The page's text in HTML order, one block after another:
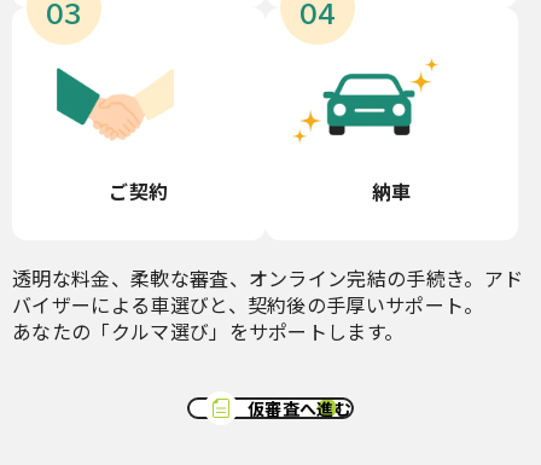
03
ご契約
04
納車
透明な料金、柔軟な審査、オンライン完結の手続き。アド
バイザーによる車選びと、契約後の手厚いサポート。
あなたの「クルマ選び」をサポートします。
仮審査へ進む